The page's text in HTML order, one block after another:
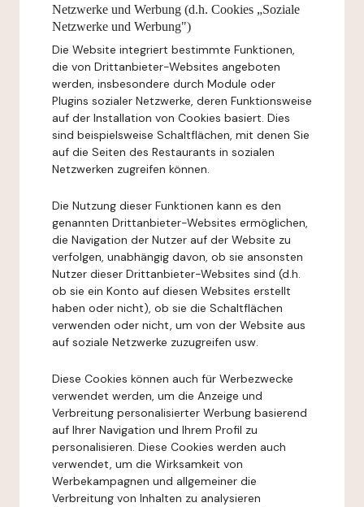
Netzwerke und Werbung (d.h. Cookies „Soziale
Netzwerke und Werbung")
Die Website integriert bestimmte Funktionen,
die von Drittanbieter-Websites angeboten
werden, insbesondere durch Module oder
Plugins sozialer Netzwerke, deren Funktionsweise
auf der Installation von Cookies basiert. Dies
sind beispielsweise Schaltflächen, mit denen Sie
auf die Seiten des Restaurants in sozialen
Netzwerken zugreifen können.
Die Nutzung dieser Funktionen kann es den
genannten Drittanbieter-Websites ermöglichen,
die Navigation der Nutzer auf der Website zu
verfolgen, unabhängig davon, ob sie ansonsten
Nutzer dieser Drittanbieter-Websites sind (d.h.
ob sie ein Konto auf diesen Websites erstellt
haben oder nicht), ob sie die Schaltflächen
verwenden oder nicht, um von der Website aus
auf soziale Netzwerke zuzugreifen usw.
Diese Cookies können auch für Werbezwecke
verwendet werden, um die Anzeige und
Verbreitung personalisierter Werbung basierend
auf Ihrer Navigation und Ihrem Profil zu
personalisieren. Diese Cookies werden auch
verwendet, um die Wirksamkeit von
Werbekampagnen und allgemeiner die
Verbreitung von Inhalten zu analysieren